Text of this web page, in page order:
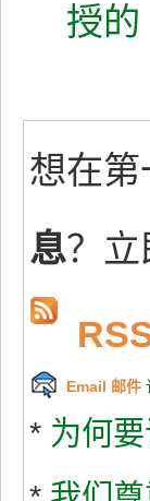
授
想在第
息？
Email 邮件
* 为何